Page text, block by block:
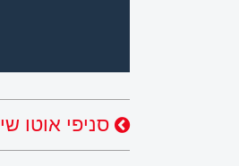
סניפי אוטו שי